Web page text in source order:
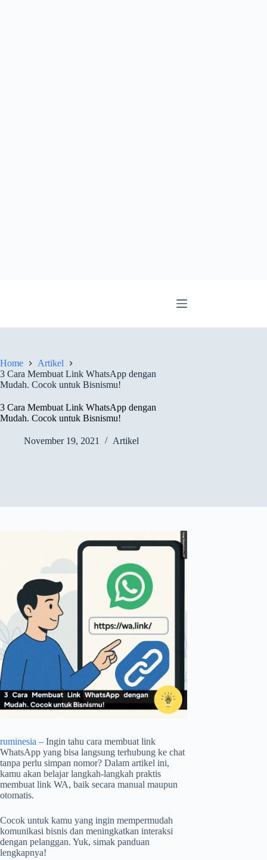
Home
Artikel
3 Cara Membuat Link WhatsApp dengan
Mudah. Cocok untuk Bisnismu!
3 Cara Membuat Link WhatsApp dengan
Mudah. Cocok untuk Bisnismu!
November 19, 2021 Artikel
ruminesia – Ingin tahu cara membuat link
WhatsApp yang bisa langsung terhubung ke chat
tanpa perlu simpan nomor? Dalam artikel ini,
kamu akan belajar langkah-langkah praktis
membuat link WA, baik secara manual maupun
otomatis.
Cocok untuk kamu yang ingin mempermudah
komunikasi bisnis dan meningkatkan interaksi
dengan pelanggan. Yuk, simak panduan
lengkapnya!